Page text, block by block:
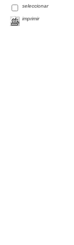
seleccionar
imprimir